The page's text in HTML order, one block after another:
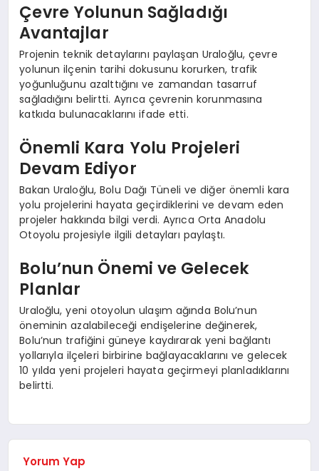
Çevre Yolunun Sağladığı
Avantajlar
Projenin teknik detaylarını paylaşan Uraloğlu, çevre
yolunun ilçenin tarihi dokusunu korurken, trafik
yoğunluğunu azalttığını ve zamandan tasarruf
sağladığını belirtti. Ayrıca çevrenin korunmasına
katkıda bulunacaklarını ifade etti.
Önemli Kara Yolu Projeleri
Devam Ediyor
Bakan Uraloğlu, Bolu Dağı Tüneli ve diğer önemli kara
yolu projelerini hayata geçirdiklerini ve devam eden
projeler hakkında bilgi verdi. Ayrıca Orta Anadolu
Otoyolu projesiyle ilgili detayları paylaştı.
Bolu’nun Önemi ve Gelecek
Planlar
Uraloğlu, yeni otoyolun ulaşım ağında Bolu’nun
öneminin azalabileceği endişelerine değinerek,
Bolu’nun trafiğini güneye kaydırarak yeni bağlantı
yollarıyla ilçeleri birbirine bağlayacaklarını ve gelecek
10 yılda yeni projeleri hayata geçirmeyi planladıklarını
belirtti.
Yorum Yap